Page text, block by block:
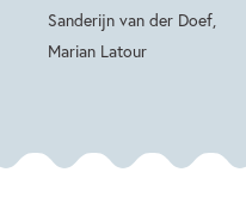
Sanderijn van der Doef,
Marian Latour